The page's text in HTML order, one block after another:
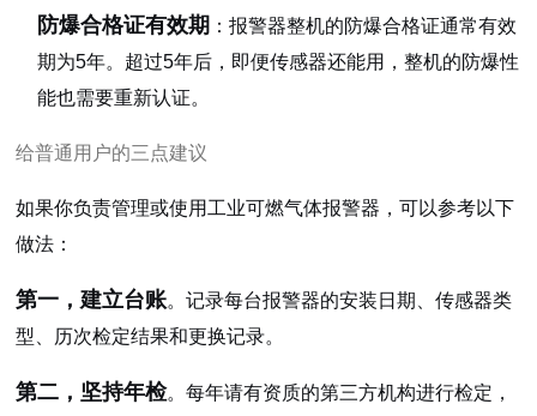
防爆合格证有效期 ：报警器整机的防爆合格证通常有效
期为5年。超过5年后，即便传感器还能用，整机的防爆性
能也需要重新认证。
给普通用户的三点建议
如果你负责管理或使用工业可燃气体报警器，可以参考以下
做法：
第一，建立台账。记录每台报警器的安装日期、传感器类
型、历次检定结果和更换记录。
第二，坚持年检。每年请有资质的第三方机构进行检定，